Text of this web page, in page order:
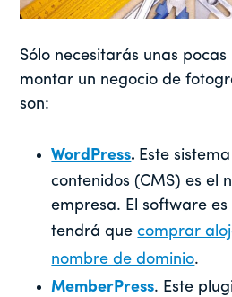
Sólo necesitarás unas
montar un negocio de
son:
WordPress. Este
contenidos (CMS) es el
empresa. El software
tendrá quecomprar
nombre de dominio.
MemberPress. Este